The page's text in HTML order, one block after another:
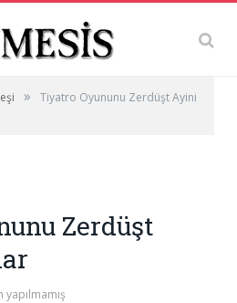
»
Tiyatro Oyununu Zerdüşt Ayini
Zerdüşt
yapılmamış